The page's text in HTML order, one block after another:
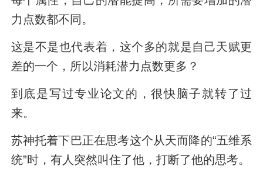
力点数都不同。
这是不是也代表着，这个多的就是自己天赋更
差的一个，所以消耗潜力点数更多？
到底是写过专业论文的，很快脑子就转了过
来。
苏神托着下巴正在思考这个从天而降的“五维系
统”时，有人突然叫住了他，打断了他的思考。